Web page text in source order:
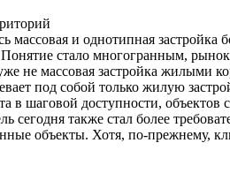
массовая и однотипная
стало многогранным,
не массовая застройка жилыми
под собой только жилую
в шаговой доступности,
сегодня также стал более
объекты. Хотя, по-прежнему,